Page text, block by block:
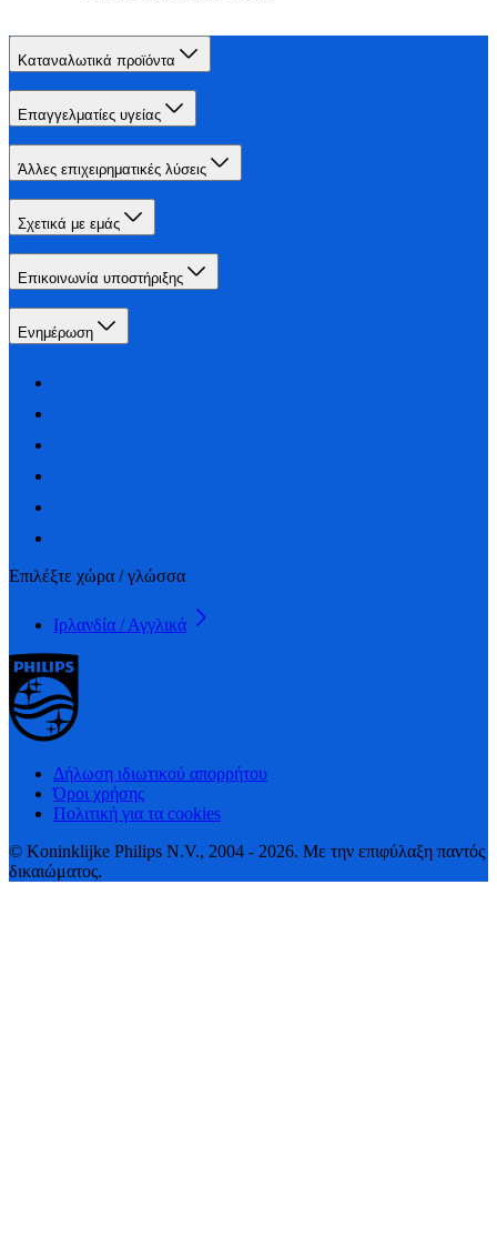
Καταναλωτικά προϊόντα
Επαγγελματίες υγείας
Άλλες επιχειρηματικές λύσεις
Σχετικά με εμάς
Επικοινωνία υποστήριξης
Ενημέρωση
Επιλέξτε χώρα / γλώσσα
Ιρλανδία / Αγγλικά
Δήλωση ιδιωτικού απορρήτου
Όροι χρήσης
Πολιτική για τα cookies
© Koninklijke Philips N.V., 2004 - 2026. Με την επιφύλαξη παντός
δικαιώματος.